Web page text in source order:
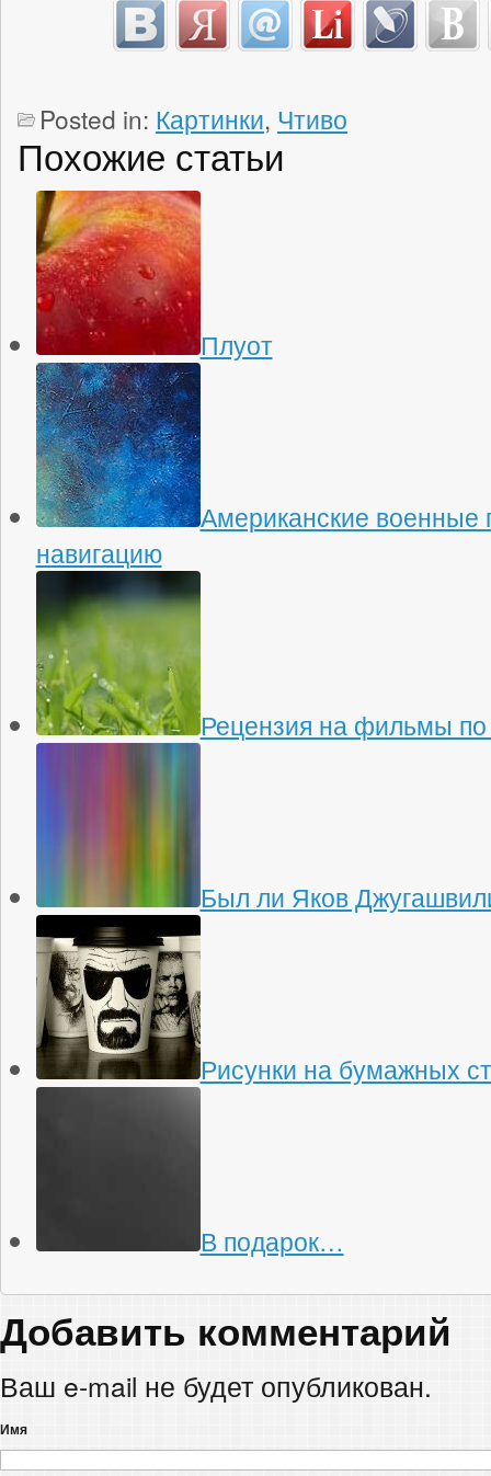
Posted in: Картинки, Чтиво
Похожие статьи
Плуот
Американские военные
навигацию
Рецензия на фильмы по
Был ли Яков
Рисунки на бумажных
В подарок…
Добавить комментарий
Ваш e-mail не будет опубликован.
Имя